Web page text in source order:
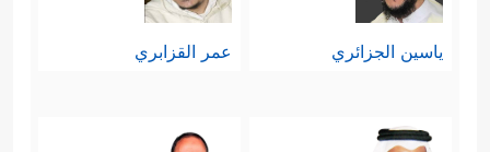
ياسين الجزائري عمر القزابري